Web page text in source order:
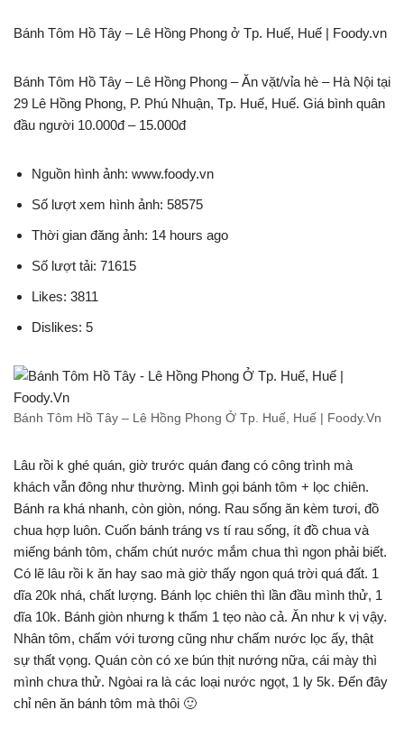
Bánh Tôm Hồ Tây – Lê Hồng Phong ở Tp. Huế, Huế | Foody.vn
Bánh Tôm Hồ Tây – Lê Hồng Phong – Ăn vặt/vỉa hè – Hà Nội tại
29 Lê Hồng Phong, P. Phú Nhuận, Tp. Huế, Huế. Giá bình quân
đầu người 10.000đ – 15.000đ
Nguồn hình ảnh: www.foody.vn
Số lượt xem hình ảnh: 58575
Thời gian đăng ảnh: 14 hours ago
Số lượt tải: 71615
Likes: 3811
Dislikes: 5
Bánh Tôm Hồ Tây – Lê Hồng Phong Ở Tp. Huế, Huế | Foody.Vn
Lâu rồi k ghé quán, giờ trước quán đang có công trình mà
khách vẫn đông như thường. Mình gọi bánh tôm + lọc chiên.
Bánh ra khá nhanh, còn giòn, nóng. Rau sống ăn kèm tươi, đồ
chua hợp luôn. Cuốn bánh tráng vs tí rau sống, ít đồ chua và
miếng bánh tôm, chấm chút nước mắm chua thì ngon phải biết.
Có lẽ lâu rồi k ăn hay sao mà giờ thấy ngon quá trời quá đất. 1
dĩa 20k nhá, chất lượng. Bánh lọc chiên thì lần đầu mình thử, 1
dĩa 10k. Bánh giòn nhưng k thấm 1 tẹo nào cả. Ăn như k vị vậy.
Nhân tôm, chấm với tương cũng như chấm nước lọc ấy, thật
sự thất vọng. Quán còn có xe bún thịt nướng nữa, cái mày thì
mình chưa thử. Ngòai ra là các loại nước ngọt, 1 ly 5k. Đến đây
chỉ nên ăn bánh tôm mà thôi 🙂